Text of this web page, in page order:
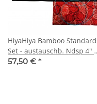
HiyaHiya Bamboo Standard
Set - austauschb. Ndsp 4" -
small
57,50 € *